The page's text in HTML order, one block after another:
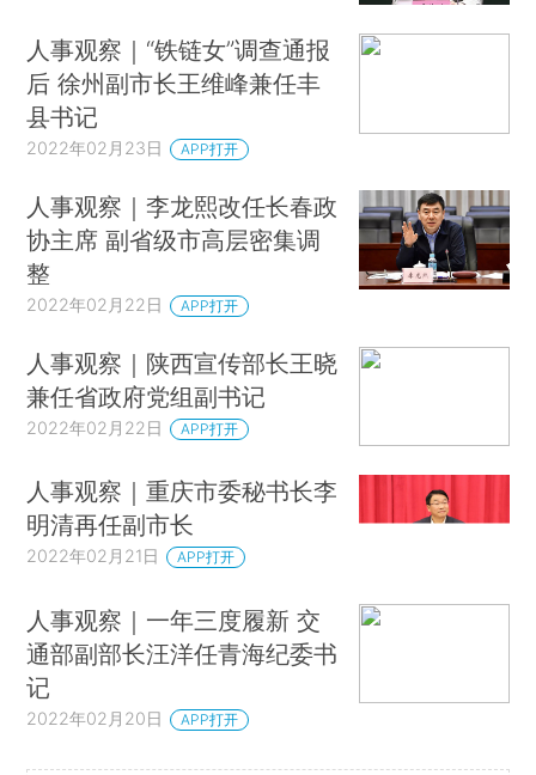
人事观察｜“铁链女”调查通报
后 徐州副市长王维峰兼任丰
县书记
2022年02月23日 APP打开
人事观察｜李龙熙改任长春政
协主席 副省级市高层密集调
整
2022年02月22日 APP打开
人事观察｜陕西宣传部长王晓
兼任省政府党组副书记
2022年02月22日 APP打开
人事观察｜重庆市委秘书长李
明清再任副市长
2022年02月21日 APP打开
人事观察｜一年三度履新 交
通部副部长汪洋任青海纪委书
记
2022年02月20日 APP打开